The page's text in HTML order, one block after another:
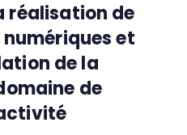
réalisation de
et
de la
de